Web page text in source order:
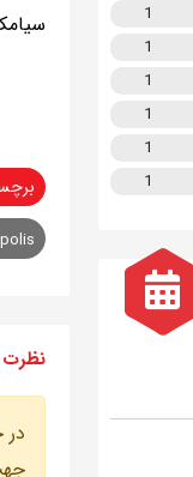
نظرت
در
1
1
1
1
1
1